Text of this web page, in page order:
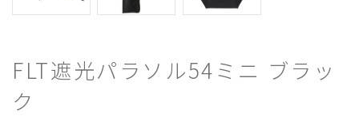
FLT遮光パラソル54ミニ ブラッ
ク